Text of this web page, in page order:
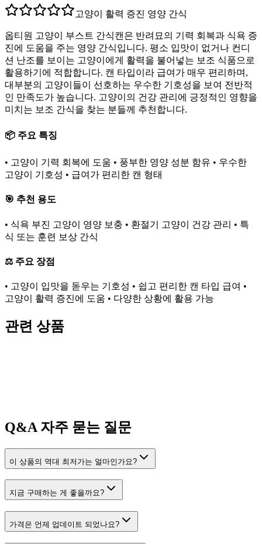
고양이 활력 증진 영양 간식
옵티원 고양이 부스트 간식캔은 반려묘의 기력 회복과 식욕 증
진에 도움을 주는 영양 간식입니다. 평소 입맛이 없거나 컨디
션 난조를 보이는 고양이에게 활력을 불어넣는 보조 식품으로
활용하기에 적합합니다. 캔 타입이라 급여가 매우 편리하며,
대부분의 고양이들이 선호하는 우수한 기호성을 보여 전반적
인 만족도가 높습니다. 고양이의 건강 관리에 긍정적인 영향을
미치는 보조 간식을 찾는 분들께 추천합니다.
📦 주요 특징
• 고양이 기력 회복에 도움 • 풍부한 영양 성분 함유 • 우수한
고양이 기호성 • 급여가 편리한 캔 형태
🎯 추천 용도
• 식욕 부진 고양이 영양 보충 • 환절기 고양이 건강 관리 • 특
식 또는 훈련 보상 간식
⚖️ 주요 장점
• 고양이 입맛을 돋우는 기호성 • 쉽고 편리한 캔 타입 급여 •
고양이 활력 증진에 도움 • 다양한 상황에 활용 가능
관련 상품
Q&A 자주 묻는 질문
이 상품의 역대 최저가는 얼마인가요?
지금 구매하는 게 좋을까요?
가격은 언제 업데이트 되었나요?